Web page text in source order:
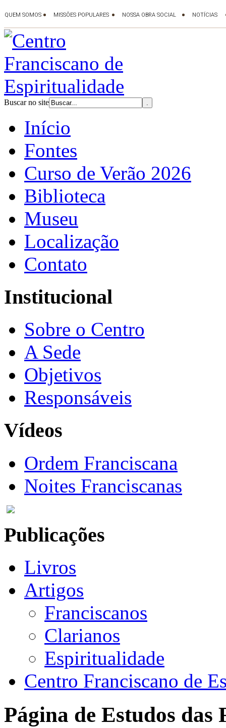
Buscar no site
Início
Fontes
Curso de Verão 2026
Biblioteca
Museu
Localização
Contato
Institucional
Sobre o Centro
A Sede
Objetivos
Responsáveis
Vídeos
Ordem Franciscana
Noites Franciscanas
Publicações
Livros
Artigos
Franciscanos
Clarianos
Espiritualidade
Centro Franciscano de
Página de Estudos das